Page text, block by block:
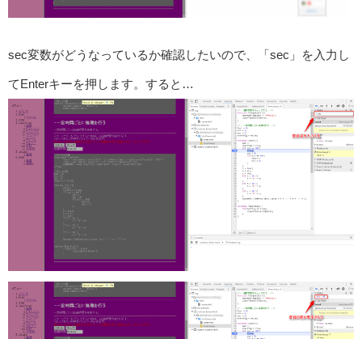
sec変数がどうなっているか確認したいので、「sec」を入力し
てEnterキーを押します。すると…